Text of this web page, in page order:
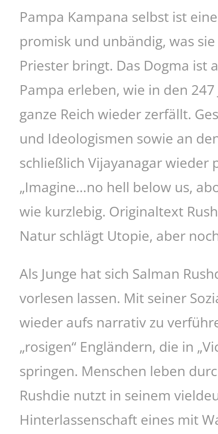
Pampa Kampana selbst ist
promisk und unbändig, was
Priester bringt. Das Dogma ist
Pampa erleben, wie in den
ganze Reich wieder zerfällt.
und Ideologismen sowie an
schließlich Vijayanagar
„Imagine…no hell below us,
wie kurzlebig. Originaltext
Natur schlägt Utopie, aber
Als Junge hat sich Salman
vorlesen lassen. Mit seiner
wieder aufs narrativ zu
„rosigen“ Engländern, die in
springen. Menschen leben
Rushdie nutzt in seinem
Hinterlassenschaft eines mit